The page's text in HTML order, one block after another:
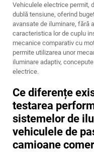
Vehiculele electrice permit,
dublă tensiune, oferind
avansate de iluminare, fără
caracteristica lor de cuplu
mecanice comparativ cu
permite utilizarea unor
iluminare adaptiv,
electrice.
Ce diferențe
testarea
sistemelor de
vehiculele de
camioane